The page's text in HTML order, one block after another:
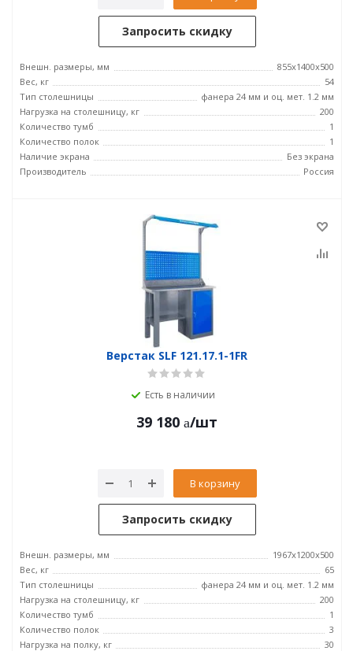
Запросить скидку
Внешн. размеры, мм
855x1400x500
Вес, кг
54
Тип столешницы
фанера 24 мм и оц. мет. 1.2 мм
Нагрузка на столешницу, кг
200
Количество тумб
1
Количество полок
1
Наличие экрана
Без экрана
Производитель
Россия
Верстак SLF 121.17.1-1FR
Есть в наличии
39 180 /шт
В корзину
Запросить скидку
Внешн. размеры, мм
1967x1200x500
Вес, кг
65
Тип столешницы
фанера 24 мм и оц. мет. 1.2 мм
Нагрузка на столешницу, кг
200
Количество тумб
1
Количество полок
3
Нагрузка на полку, кг
30